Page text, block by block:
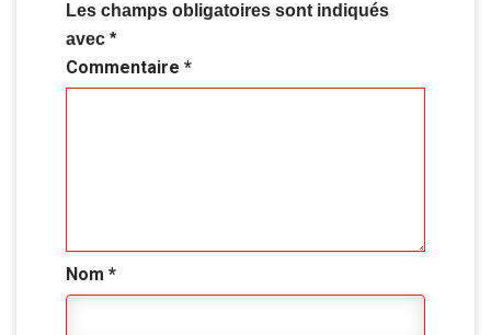
Les champs obligatoires sont indiqués
avec *
Commentaire *
Nom *